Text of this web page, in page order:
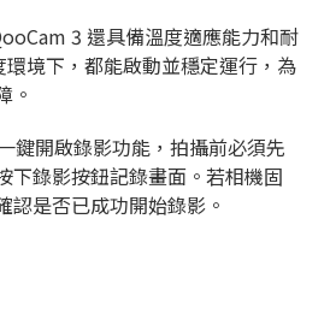
3 還具備溫度適應能力和耐
境下，都能啟動並穩定運行，為
。
鍵開啟錄影功能，拍攝前必須先
下錄影按鈕記錄畫面。若相機固
認是否已成功開始錄影。